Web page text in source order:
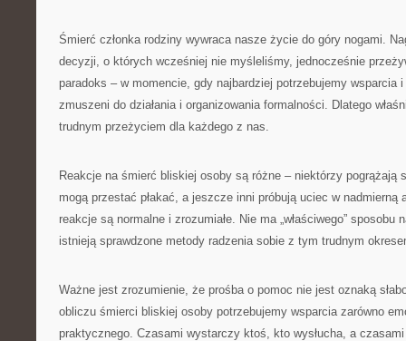
Śmierć członka rodziny wywraca nasze życie do góry nogami.
decyzji, o których wcześniej nie myśleliśmy, jednocześnie
paradoks – w momencie, gdy najbardziej potrzebujemy wsparcia
zmuszeni do działania i organizowania formalności. Dlatego
trudnym przeżyciem dla każdego z nas.
Reakcje na śmierć bliskiej osoby są różne – niektórzy pogrążają
mogą przestać płakać, a jeszcze inni próbują uciec w
reakcje są normalne i zrozumiałe. Nie ma „właściwego” sposobu
istnieją sprawdzone metody radzenia sobie z tym trudnym
Ważne jest zrozumienie, że prośba o pomoc nie jest oznaką
obliczu śmierci bliskiej osoby potrzebujemy wsparcia zarówno
praktycznego. Czasami wystarczy ktoś, kto wysłucha, a